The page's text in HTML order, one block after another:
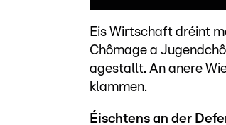
Eis Wirtschaft dréint
Chômage a
agestallt. An anere
klammen.
Éischtens an der